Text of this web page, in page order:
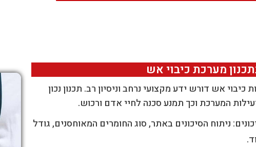
מערכת כיבוי אש
כיבוי אש דורש ידע מקצועי נרחב וניסיון רב. תכנון נכון
המערכת וכך תמנע סכנה לחיי אדם ורכוש.
ניתוח הסיכונים באתר, סוג החומרים המאוחסנים, גודל